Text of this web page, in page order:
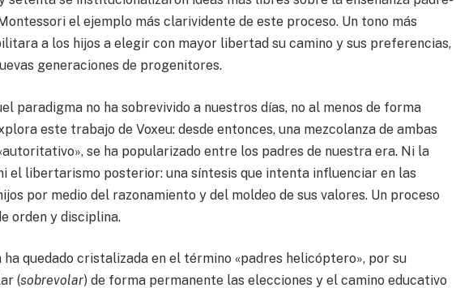
el ejemplo más clarividente de este proceso. Un tono más
a los hijos a elegir con mayor libertad su camino y sus preferencias,
generaciones de progenitores.
paradigma no ha sobrevivido a nuestros días, no al menos de forma
este trabajo de Voxeu: desde entonces, una mezcolanza de ambas
se ha popularizado entre los padres de nuestra era. Ni la
el libertarismo posterior: una síntesis que intenta influenciar en las
por medio del razonamiento y del moldeo de sus valores. Un proceso
orden y disciplina.
ha quedado cristalizada en el término «padres helicóptero», por su
(sobrevolar) de forma permanente las elecciones y el camino educativo